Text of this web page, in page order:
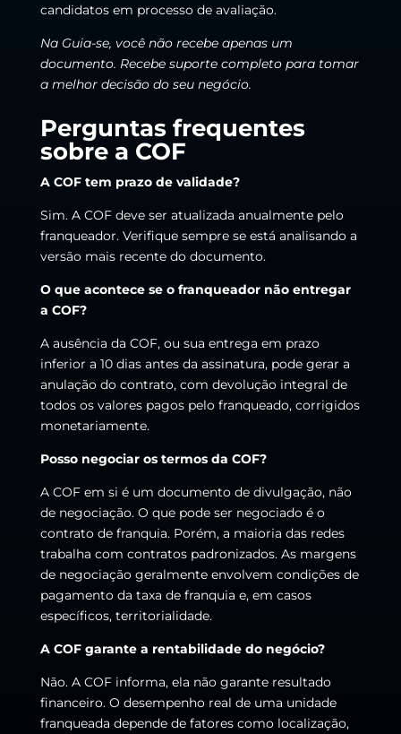
candidatos em processo de avaliação.
Na Guia-se, você não recebe apenas um
documento. Recebe suporte completo para tomar
a melhor decisão do seu negócio.
Perguntas frequentes
sobre a COF
A COF tem prazo de validade?
Sim. A COF deve ser atualizada anualmente pelo
franqueador. Verifique sempre se está analisando a
versão mais recente do documento.
O que acontece se o franqueador não entregar
a COF?
A ausência da COF, ou sua entrega em prazo
inferior a 10 dias antes da assinatura, pode gerar a
anulação do contrato, com devolução integral de
todos os valores pagos pelo franqueado, corrigidos
monetariamente.
Posso negociar os termos da COF?
A COF em si é um documento de divulgação, não
de negociação. O que pode ser negociado é o
contrato de franquia. Porém, a maioria das redes
trabalha com contratos padronizados. As margens
de negociação geralmente envolvem condições de
pagamento da taxa de franquia e, em casos
específicos, territorialidade.
A COF garante a rentabilidade do negócio?
Não. A COF informa, ela não garante resultado
financeiro. O desempenho real de uma unidade
franqueada depende de fatores como localização,